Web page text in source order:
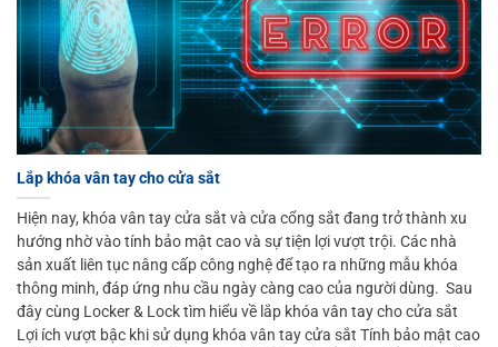
Lắp khóa vân tay cho cửa sắt
Hiện nay, khóa vân tay cửa sắt và cửa cổng sắt đang trở thành xu
hướng nhờ vào tính bảo mật cao và sự tiện lợi vượt trội. Các nhà
sản xuất liên tục nâng cấp công nghệ để tạo ra những mẫu khóa
thông minh, đáp ứng nhu cầu ngày càng cao của người dùng. Sau
đây cùng Locker & Lock tìm hiểu về lắp khóa vân tay cho cửa sắt
Lợi ích vượt bậc khi sử dụng khóa vân tay cửa sắt Tính bảo mật cao